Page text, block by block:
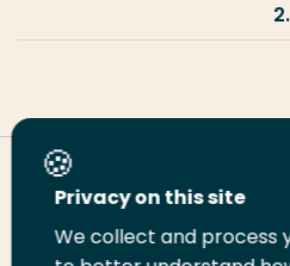
Deel deze pagina
Privacy on this site
We collect and process